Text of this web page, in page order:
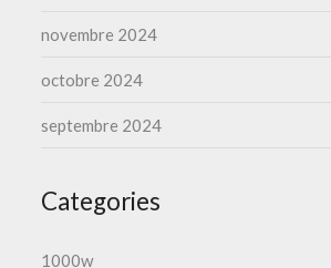
novembre 2024
octobre 2024
septembre 2024
Categories
1000w